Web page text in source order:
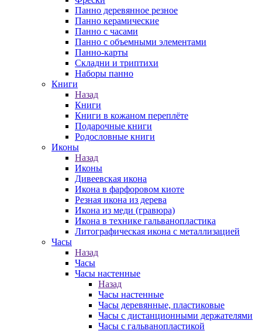
Панно деревянное резное
Панно керамические
Панно с часами
Панно с объемными элементами
Панно-карты
Складни и триптихи
Наборы панно
Книги
Назад
Книги
Книги в кожаном переплёте
Подарочные книги
Родословные книги
Иконы
Назад
Иконы
Дивеевская икона
Икона в фарфоровом киоте
Резная икона из дерева
Икона из меди (гравюра)
Икона в технике гальванопластика
Литографическая икона с металлизацией
Часы
Назад
Часы
Часы настенные
Назад
Часы настенные
Часы деревянные, пластиковые
Часы с дистанционными держателями
Часы с гальванопластикой